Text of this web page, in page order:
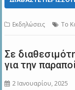
Εκδηλώσεις Το
Σε
για την
2 Ιανουαρίου, 2025